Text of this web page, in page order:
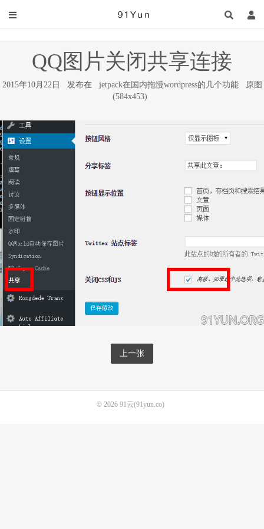
QQ图片关闭共享连接
2015年10月22日 发布在 jetpack在国内拖慢wordpress的几个功能
原图
(584x453)
上一张
© 2026 91云(91yun.co)